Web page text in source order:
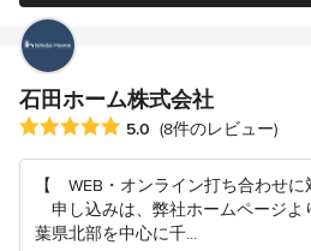
石田ホーム株式会社
平均評価：5つ星中 星5
5.0 (8件のレビュー)
【 WEB・オンライン打ち合わせ
申し込みは、弊社ホームページ
葉県北部を中心に千...